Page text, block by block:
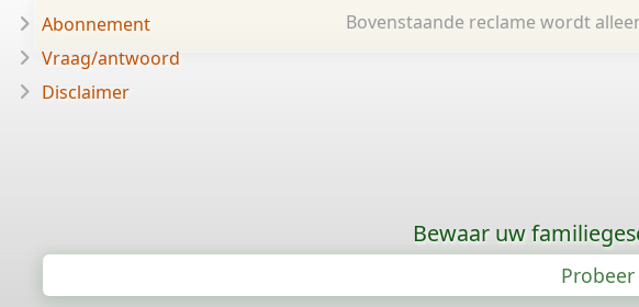
Bovenstaande reclame wordt
Abonnement
Vraag/antwoord
Disclaimer
Bewaar uw